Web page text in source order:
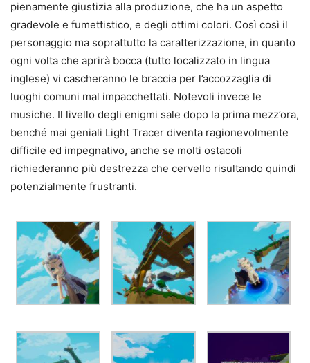
pienamente giustizia alla produzione, che ha un aspetto
gradevole e fumettistico, e degli ottimi colori. Così così il
personaggio ma soprattutto la caratterizzazione, in quanto
ogni volta che aprirà bocca (tutto localizzato in lingua
inglese) vi cascheranno le braccia per l’accozzaglia di
luoghi comuni mal impacchettati. Notevoli invece le
musiche. Il livello degli enigmi sale dopo la prima mezz’ora,
benché mai geniali Light Tracer diventa ragionevolmente
difficile ed impegnativo, anche se molti ostacoli
richiederanno più destrezza che cervello risultando quindi
potenzialmente frustranti.